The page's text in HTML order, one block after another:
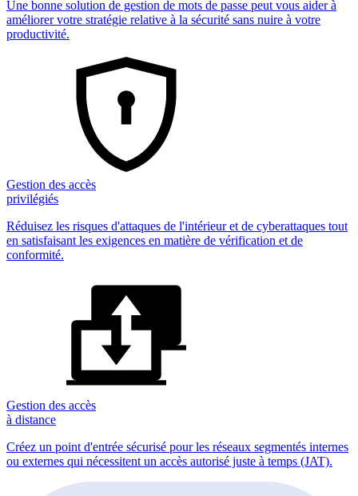
Une bonne solution de gestion de mots de passe peut vous aider à
améliorer votre stratégie relative à la sécurité sans nuire à votre
productivité.
Gestion des accès
privilégiés
Réduisez les risques d'attaques de l'intérieur et de cyberattaques tout
en satisfaisant les exigences en matière de vérification et de
conformité.
Gestion des accès
à distance
Créez un point d'entrée sécurisé pour les réseaux segmentés internes
ou externes qui nécessitent un accès autorisé juste à temps (JAT).